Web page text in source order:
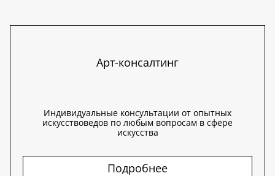
Арт-консалтинг
Индивидуальные консультации от опытных
искусствоведов по любым вопросам в сфере
искусства
Подробнее